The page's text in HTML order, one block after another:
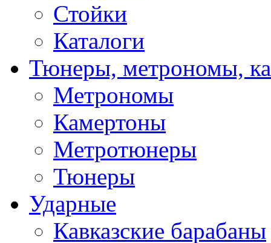
Стойки
Каталоги
Тюнеры, метрономы,
Метрономы
Камертоны
Метротюнеры
Тюнеры
Ударные
Кавказские барабаны